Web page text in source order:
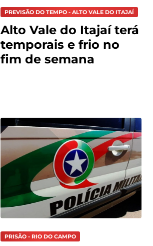
PREVISÃO DO TEMPO - ALTO VALE DO ITAJAÍ
Alto Vale do Itajaí terá
temporais e frio no
fim de semana
PRISÃO - RIO DO CAMPO